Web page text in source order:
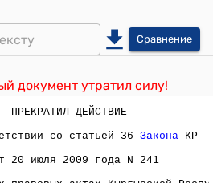
Сравнение
документ утратил силу!